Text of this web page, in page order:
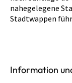
nahegelegene
Stadtwappen
Information